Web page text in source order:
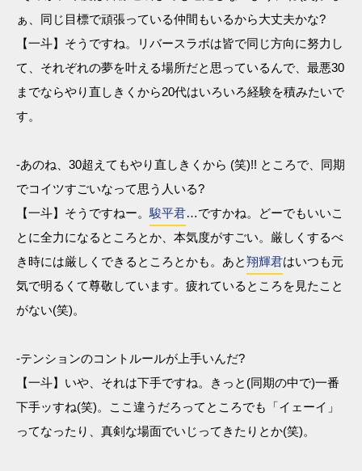
ぁ、同じ目標で頑張っている仲間もいるから大丈夫かな?
【一斗】そうですね。リバースラボは皆で同じ方向に努力し
て、それぞれの夢を叶える場所だと思っているんで、最悪30
までならやり直しきくから20代はいろいろ経験を積みたいで
す。
-あのね、30超えてもやり直しきくから (笑)!! ところで、同期
でコイツすごいなって思う人いる?
【一斗】そうですねー。 駿平君…ですかね。どーでもいいこ
とに全力になるところとか、本気度がすごい。厳しくするべ
き時には厳しくできるところとかも。あと翔輝君はいつも元
気で明るくて尊敬しています。疲れているところを見たこと
がない(笑)。
-テンションのコントルールが上手いんだ?
【一斗】いや、それは下手ですね。きっと(同期の中で)一番
下手ッすね(笑)。ここ違うだろってところでも「イェーイ」
ってなったり、真剣な場面でいじってきたりとか(笑)。